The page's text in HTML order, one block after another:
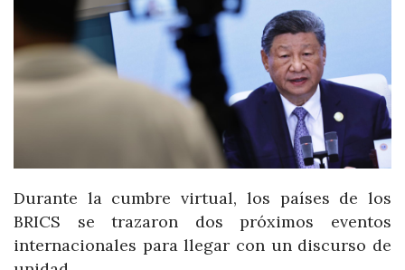
Durante la cumbre virtual, los países de los
BRICS se trazaron dos próximos eventos
internacionales para llegar con un discurso de